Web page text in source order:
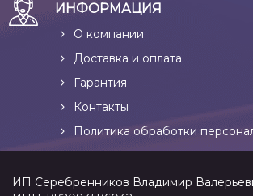
ИНФОРМАЦИЯ
О компании
Доставка и оплата
Гарантия
Контакты
Политика обработки
ИП Серебренников Владимир